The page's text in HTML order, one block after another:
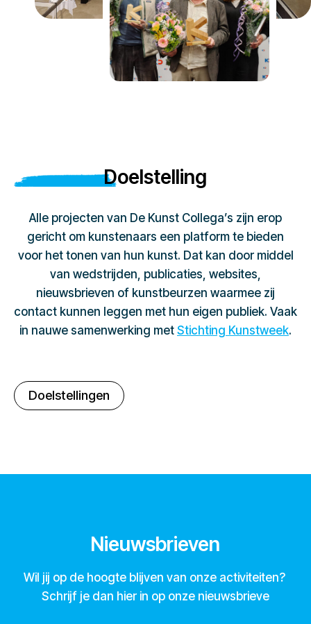
Doelstelling
Alle projecten van De Kunst Collega’s zijn erop
gericht om kunstenaars een platform te bieden
voor het tonen van hun kunst. Dat kan door middel
van wedstrijden, publicaties, websites,
nieuwsbrieven of kunstbeurzen waarmee zij
contact kunnen leggen met hun eigen publiek. Vaak
in nauwe samenwerking met Stichting Kunstweek.
Doelstellingen
Nieuwsbrieven
Wil jij op de hoogte blijven van onze activiteiten?
Schrijf je dan hier in op onze nieuwsbrieve